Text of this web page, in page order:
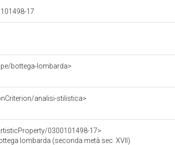
17
bottega-lombarda>
analisi-stilistica>
0300101498-17>
lombarda (seconda metà sec. XVII)